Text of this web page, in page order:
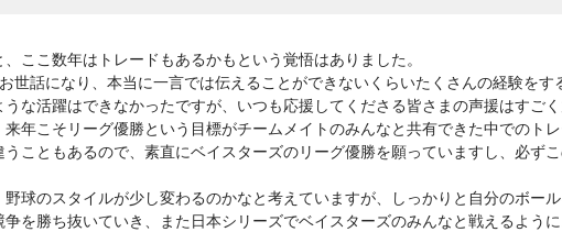
、ここ数年はトレードもあるかもという覚悟はありました。
世話になり、本当に一言では伝えることができないくらいたくさんの経験をす
な活躍はできなかったですが、いつも応援してくださる皆さまの声援はすごく
年こそリーグ優勝という目標がチームメイトのみんなと共有できた中でのト
こともあるので、素直にベイスターズのリーグ優勝を願っていますし、必ず
野球のスタイルが少し変わるのかなと考えていますが、しっかりと自分のボー
争を勝ち抜いていき、また日本シリーズでベイスターズのみんなと戦えるよう